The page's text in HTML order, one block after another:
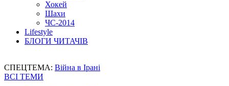
Хокей
Шахи
ЧС-2014
Lifestyle
БЛОГИ ЧИТАЧІВ
СПЕЦТЕМА: Війна в Ірані
ВСІ ТЕМИ